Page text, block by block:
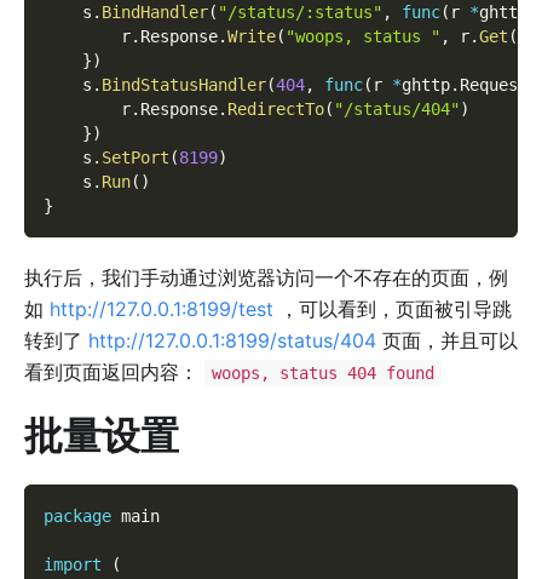
    s
. BindHandler( "/status/:status" , func( r *ghttp
        r
. Response.Write( "woops, status " , r.Get (
})
    s
. BindStatusHandler(404, func( r *ghttp. Request
        r
. Response. RedirectTo( "/status/404")
})
    s
. SetPort (8199)
    s
. Run( )
}
执行后，我们手动通过浏览器访问一个不存在的页面，例
如 http://127.0.0.1:8199/test ，可以看到，页面被引导跳
转到了 http://127.0.0.1:8199/status/404 页面，并且可以
看到页面返回内容：
woops, status 404 found
批量设置
package main
import
(